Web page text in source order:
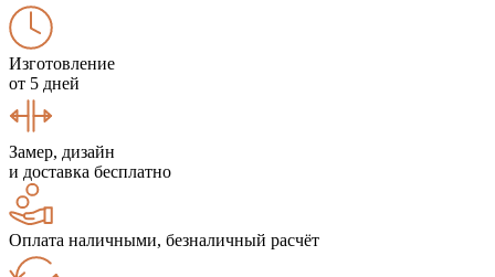
Изготовление
от 5 дней
Замер, дизайн
и доставка бесплатно
Оплата наличными, безналичный расчёт